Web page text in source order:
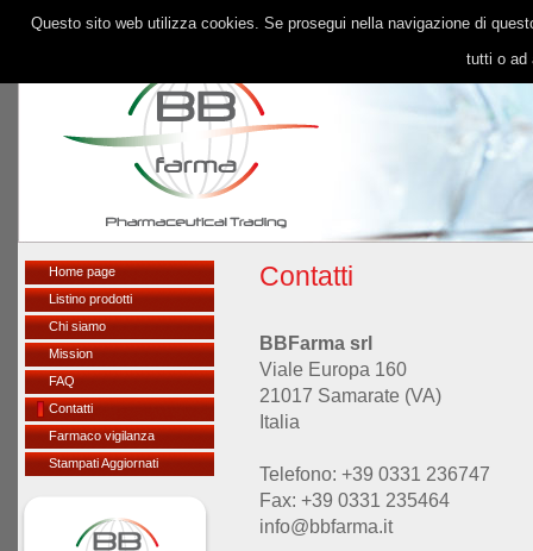
Home page
Listino prodotti
Chi siamo
Mission
FAQ
Contatti
Farmaco vigilanza
Stampati Aggiornati
Contatti
BBFarma srl
Viale Europa 160
21017 Samarate (VA)
Italia
Telefono: +39 0331 236747
Fax: +39 0331 235464
info@bbfarma.it
Questo sito web utilizza cookies. Se prosegui nella navigazione di
tutti o ad